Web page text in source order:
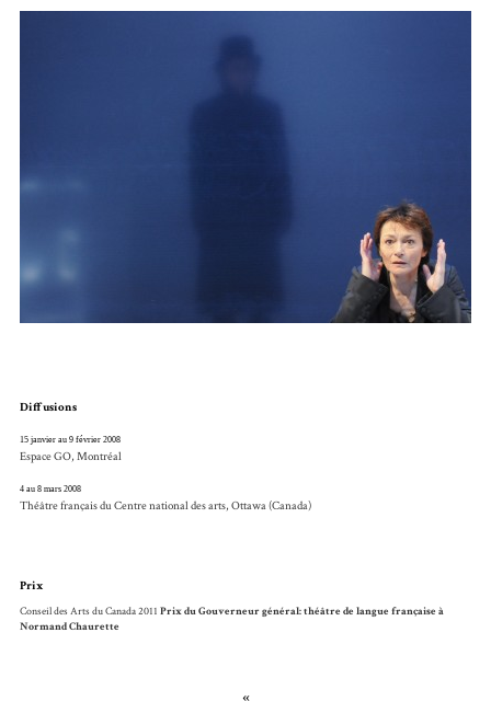
Diffusions
15 janvier au 9 février 2008
Espace GO, Montréal
4 au 8 mars 2008
Théâtre français du Centre national des arts, Ottawa (Canada)
Prix
Conseil des Arts du Canada 2011 Prix du Gouverneur général: théâtre de langue française à
Normand Chaurette
«